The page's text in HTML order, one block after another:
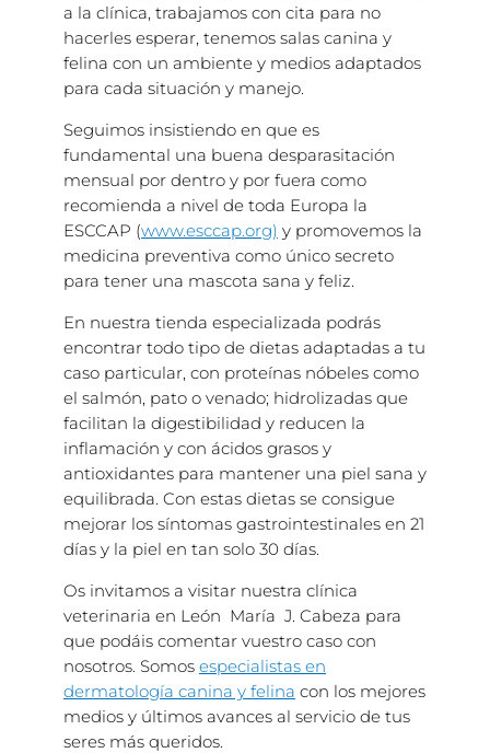
a la clínica, trabajamos con cita para no
hacerles esperar, tenemos salas canina y
felina con un ambiente y medios adaptados
para cada situación y manejo.
Seguimos insistiendo en que es
fundamental una buena desparasitación
mensual por dentro y por fuera como
recomienda a nivel de toda Europa la
ESCCAP (www.esccap.org) y promovemos la
medicina preventiva como único secreto
para tener una mascota sana y feliz.
En nuestra tienda especializada podrás
encontrar todo tipo de dietas adaptadas a tu
caso particular, con proteínas nóbeles como
el salmón, pato o venado; hidrolizadas que
facilitan la digestibilidad y reducen la
inflamación y con ácidos grasos y
antioxidantes para mantener una piel sana y
equilibrada. Con estas dietas se consigue
mejorar los síntomas gastrointestinales en 21
días y la piel en tan solo 30 días.
Os invitamos a visitar nuestra clínica
veterinaria en León María J. Cabeza para
que podáis comentar vuestro caso con
nosotros. Somos especialistas en
dermatología canina y felina con los mejores
medios y últimos avances al servicio de tus
seres más queridos.